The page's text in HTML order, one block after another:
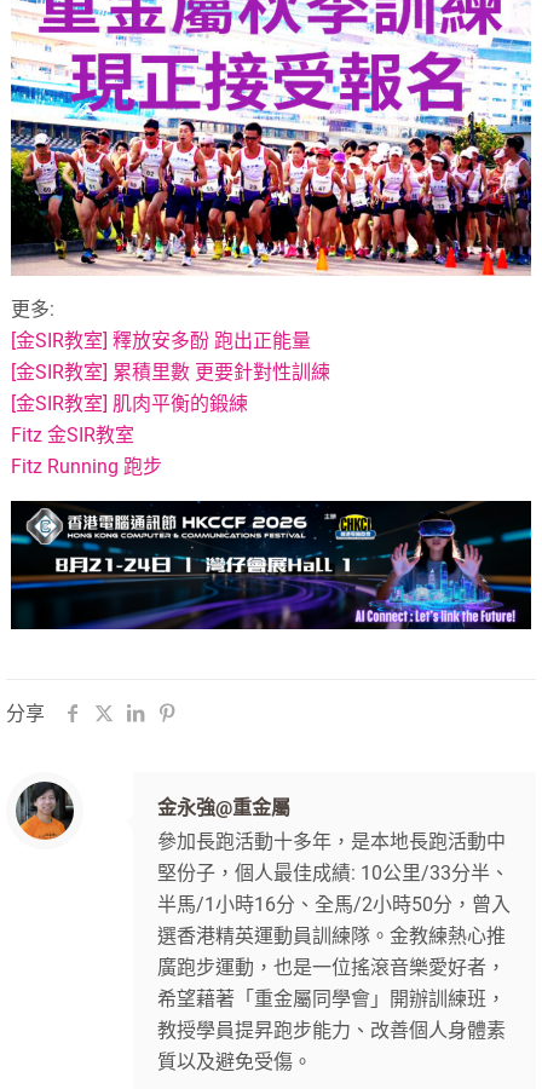
更多:
[金SIR教室] 釋放安多酚 跑出正能量
[金SIR教室] 累積里數 更要針對性訓練
[金SIR教室] 肌肉平衡的鍛練
Fitz 金SIR教室
Fitz Running 跑步
分享
金永強@重金屬
參加長跑活動十多年，是本地長跑活動中
堅份子，個人最佳成績: 10公里/33分半、
半馬/1小時16分、全馬/2小時50分，曾入
選香港精英運動員訓練隊。金教練熱心推
廣跑步運動，也是一位搖滾音樂愛好者，
希望藉著「重金屬同學會」開辦訓練班，
教授學員提昇跑步能力、改善個人身體素
質以及避免受傷。